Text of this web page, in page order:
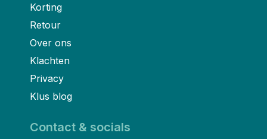
Korting
Retour
Over ons
Klachten
Privacy
Klus blog
Contact & socials